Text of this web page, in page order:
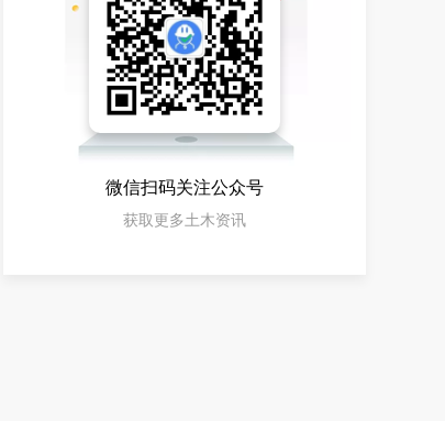
微信扫码关注公众号
获取更多土木资讯